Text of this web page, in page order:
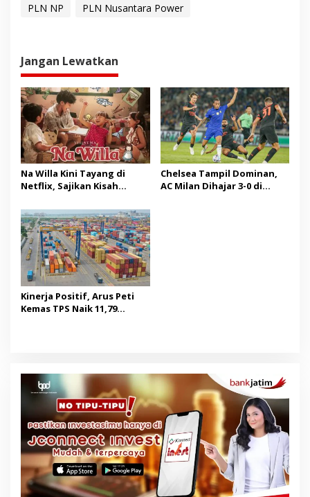
PLN NP PLN Nusantara Power
Jangan Lewatkan
Na Willa Kini Tayang di
Netflix, Sajikan Kisah
Chelsea Tampil Dominan,
AC Milan Dihajar 3-0 di
Kinerja Positif, Arus Peti
Kemas TPS Naik 11,79